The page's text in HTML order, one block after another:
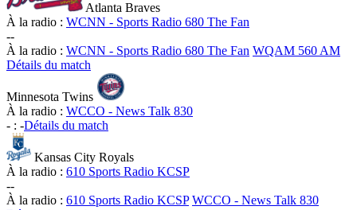
Atlanta Braves
À la radio : WCNN - Sports Radio 680 The Fan
--
À la radio : WCNN - Sports Radio 680 The Fan WQAM 560 AM
Détails du match
Minnesota Twins
À la radio : WCCO - News Talk 830
- : -Détails du match
Kansas City Royals
À la radio : 610 Sports Radio KCSP
--
À la radio : 610 Sports Radio KCSP WCCO - News Talk 830